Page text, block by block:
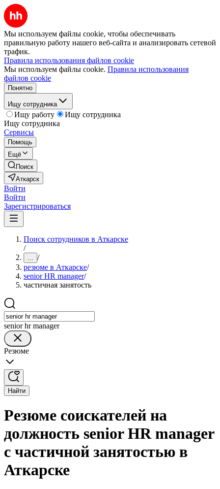
Мы используем файлы cookie, чтобы обеспечивать
правильную работу нашего веб-сайта и анализировать сетевой
трафик.
Правила использования файлов cookie
Мы используем файлы cookie. Правила использования
файлов cookie
Понятно
Ищу сотрудника
Ищу работу
Ищу сотрудника
Ищу сотрудника
Сервисы
Помощь
Ещё
Поиск
Аткарск
Войти
Войти
Зарегистрироваться
Поиск сотрудников в Аткарске
/
... /
резюме в Аткарске/
senior HR manager/
частичная занятость
senior hr manager
Резюме
Найти
Резюме соискателей на
должность senior HR manager
с частичной занятостью в
Аткарске